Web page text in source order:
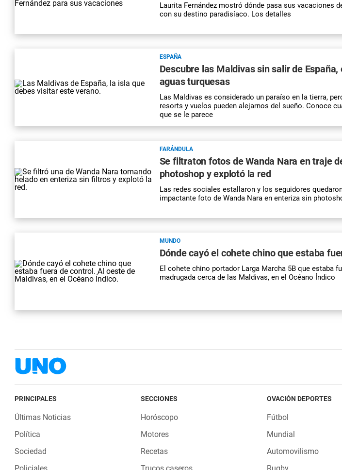
Laurita Fernández mostró dónde pasa sus vacaciones
con su destino paradisíaco. Los detalles
ESPAÑA
Descubre las Maldivas sin salir de
aguas turquesas
Las Maldivas es considerado un paraíso en la tierra,
resorts y vuelos pueden alejarnos del sueño. Conoce
que se le parece
FARÁNDULA
Se filtraton fotos de Wanda Nara en traje
photoshop y explotó la red
Las redes sociales estallaron y los seguidores
impactante foto de Wanda Nara en enteriza sin
MUNDO
Dónde cayó el cohete chino que estaba
El cohete chino portador Larga Marcha 5B que estaba
madrugada cerca de las Maldivas, en el Océano Índico
PRINCIPALES
Últimas Noticias
Política
Sociedad
SECCIONES
Horóscopo
Motores
Recetas
OVACIÓN DEPORTES
Fútbol
Mundial
Automovilismo